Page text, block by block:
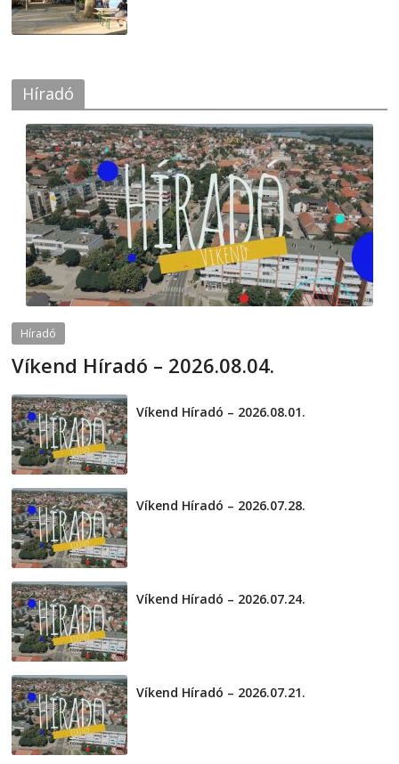
Híradó
Híradó
Víkend Híradó – 2026.08.04.
Víkend Híradó – 2026.08.01.
Víkend Híradó – 2026.07.28.
Víkend Híradó – 2026.07.24.
Víkend Híradó – 2026.07.21.